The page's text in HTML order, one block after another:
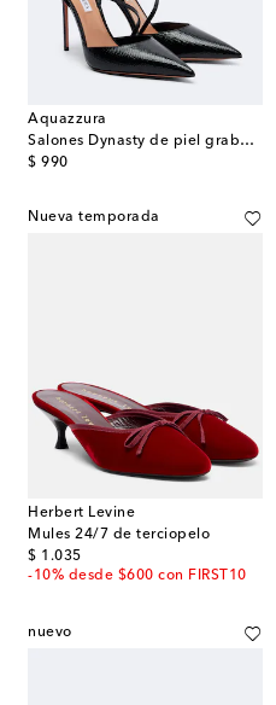
Aquazzura
Salones Dynasty de piel grabada
$ 990
original price
Nueva temporada
Herbert Levine
Mules 24/7 de terciopelo
$ 1.035
original price
-10% desde $600 con FIRST10
nuevo